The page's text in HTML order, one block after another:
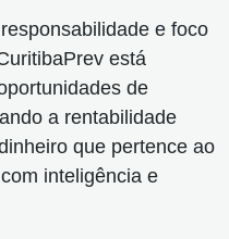
e foco
está
de
a rentabilidade
que pertence ao
inteligência e